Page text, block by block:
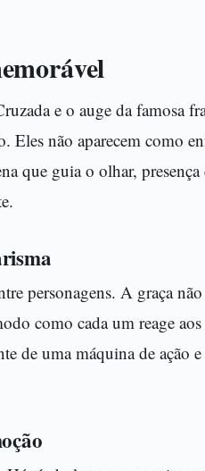
e o auge da famosa
Eles não aparecem como
que guia o olhar,
personagens. A graça não
como cada um reage aos
de uma máquina de ação